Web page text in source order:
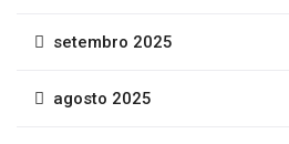
setembro 2025
agosto 2025